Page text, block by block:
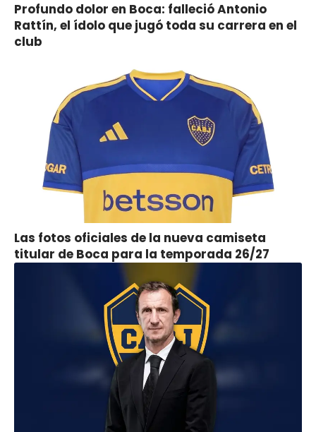
Profundo dolor en Boca: falleció Antonio
Rattín, el ídolo que jugó toda su carrera en el
club
Las fotos oficiales de la nueva camiseta
titular de Boca para la temporada 26/27